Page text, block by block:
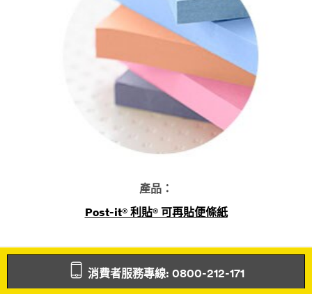
產品：
Post-it® 利貼® 可再貼便條紙
消費者服務專線: 0800-212-171